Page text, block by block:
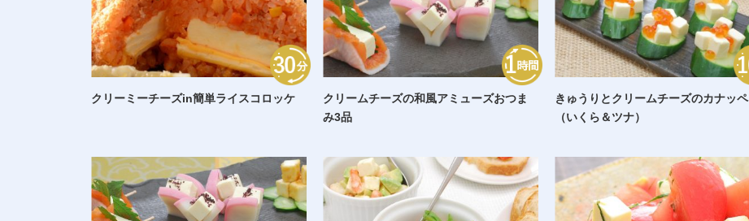
クリーミーチーズin簡単ライスコロッケ
クリームチーズの和風アミューズおつま
み3品
きゅうりとクリームチーズのカナッペ
（いくら＆ツナ）